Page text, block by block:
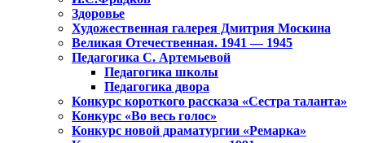
Здоровье
Художественная галерея Дмитрия Москина
Великая Отечественная. 1941 — 1945
Педагогика С. Артемьевой
Педагогика школы
Педагогика двора
Конкурс короткого рассказа «Сестра таланта»
Конкурс «Во весь голос»
Конкурс новой драматургии «Ремарка»